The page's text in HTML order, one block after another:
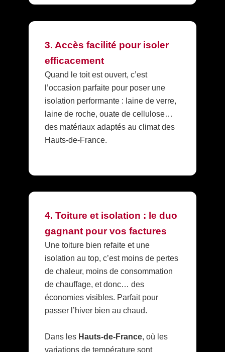
3. Accès facilité pour isoler
efficacement
Quand le toit est ouvert, c’est
l’occasion parfaite pour poser une
isolation performante : laine de verre,
laine de roche, ouate de cellulose…
des matériaux adaptés au climat des
Hauts-de-France.
4. Toiture et isolation : le duo
gagnant pour vos factures
Une toiture bien refaite et une
isolation au top, c’est moins de pertes
de chaleur, moins de consommation
de chauffage, et donc… des
économies visibles. Parfait pour
passer l’hiver bien au chaud.
Dans les Hauts-de-France, où les
variations de température sont